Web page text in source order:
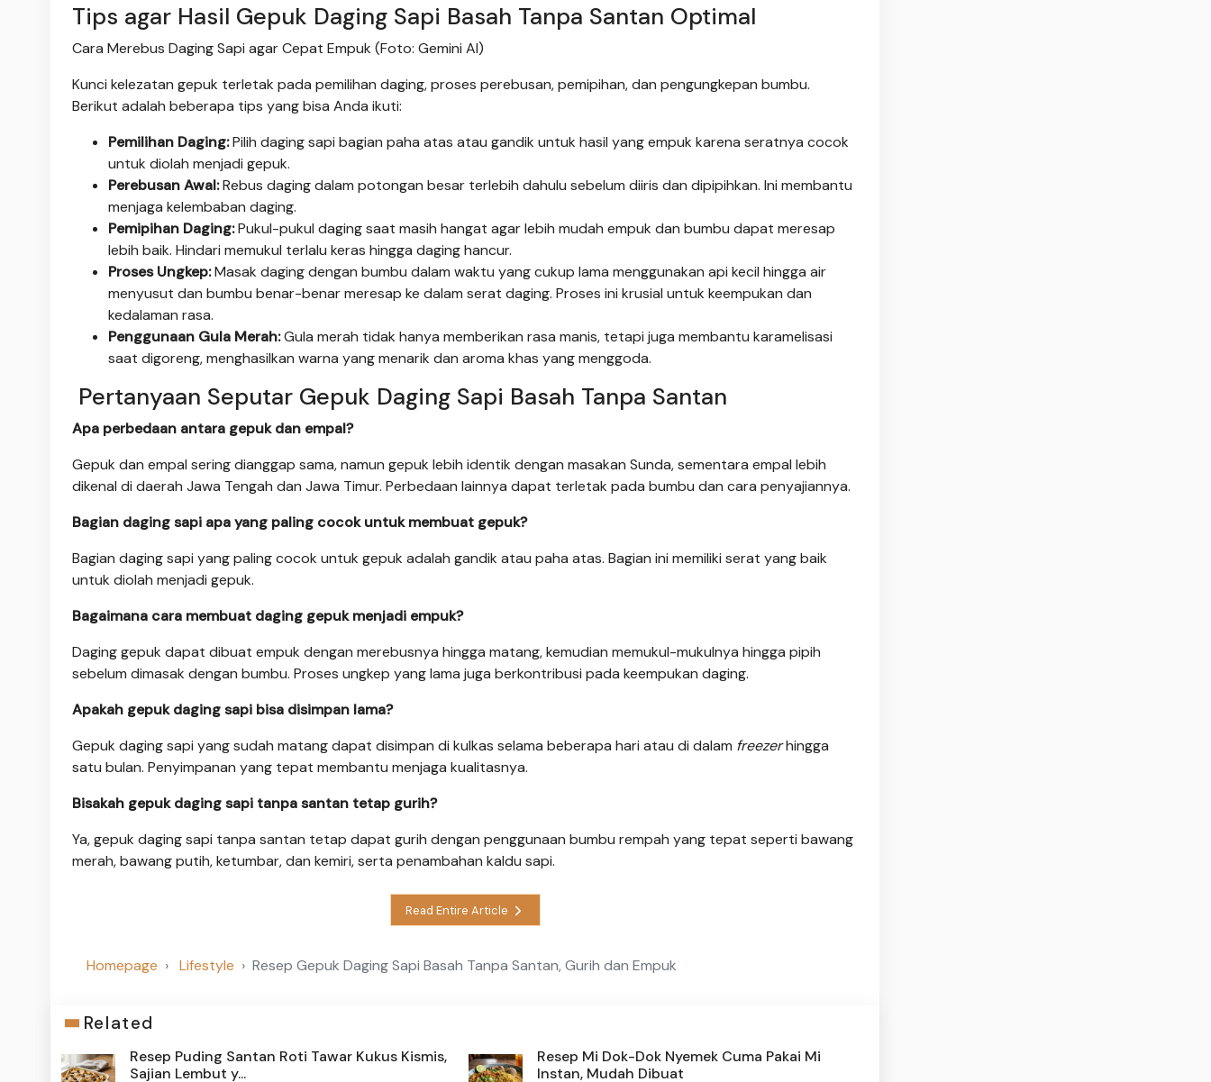
Tips agar Hasil Gepuk Daging Sapi Basah Tanpa Santan Optimal
Cara Merebus Daging Sapi agar Cepat Empuk (Foto: Gemini AI)
Kunci kelezatan gepuk terletak pada pemilihan daging, proses perebusan, pemipihan, dan pengungkepan bumbu.
Berikut adalah beberapa tips yang bisa Anda ikuti:
Pemilihan Daging:Pilih daging sapi bagian paha atas atau gandik untuk hasil yang empuk karena seratnya cocok
untuk diolah menjadi gepuk.
Perebusan Awal:Rebus daging dalam potongan besar terlebih dahulu sebelum diiris dan dipipihkan. Ini membantu
menjaga kelembaban daging.
Pemipihan Daging:Pukul-pukul daging saat masih hangat agar lebih mudah empuk dan bumbu dapat meresap
lebih baik. Hindari memukul terlalu keras hingga daging hancur.
Proses Ungkep:Masak daging dengan bumbu dalam waktu yang cukup lama menggunakan api kecil hingga air
menyusut dan bumbu benar-benar meresap ke dalam serat daging. Proses ini krusial untuk keempukan dan
kedalaman rasa.
Penggunaan Gula Merah:Gula merah tidak hanya memberikan rasa manis, tetapi juga membantu karamelisasi
saat digoreng, menghasilkan warna yang menarik dan aroma khas yang menggoda.
Pertanyaan Seputar Gepuk Daging Sapi Basah Tanpa Santan
Apa perbedaan antara gepuk dan empal?
Gepuk dan empal sering dianggap sama, namun gepuk lebih identik dengan masakan Sunda, sementara empal lebih
dikenal di daerah Jawa Tengah dan Jawa Timur. Perbedaan lainnya dapat terletak pada bumbu dan cara penyajiannya.
Bagian daging sapi apa yang paling cocok untuk membuat gepuk?
Bagian daging sapi yang paling cocok untuk gepuk adalah gandik atau paha atas. Bagian ini memiliki serat yang baik
untuk diolah menjadi gepuk.
Bagaimana cara membuat daging gepuk menjadi empuk?
Daging gepuk dapat dibuat empuk dengan merebusnya hingga matang, kemudian memukul-mukulnya hingga pipih
sebelum dimasak dengan bumbu. Proses ungkep yang lama juga berkontribusi pada keempukan daging.
Apakah gepuk daging sapi bisa disimpan lama?
Gepuk daging sapi yang sudah matang dapat disimpan di kulkas selama beberapa hari atau di dalam freezerhingga
satu bulan. Penyimpanan yang tepat membantu menjaga kualitasnya.
Bisakah gepuk daging sapi tanpa santan tetap gurih?
Ya, gepuk daging sapi tanpa santan tetap dapat gurih dengan penggunaan bumbu rempah yang tepat seperti bawang
merah, bawang putih, ketumbar, dan kemiri, serta penambahan kaldu sapi.
Read Entire Article
Homepage Lifestyle Resep Gepuk Daging Sapi Basah Tanpa Santan, Gurih dan Empuk
Related
Resep Puding Santan Roti Tawar Kukus Kismis,
Sajian Lembut y...
Resep Mi Dok-Dok Nyemek Cuma Pakai Mi
Instan, Mudah Dibuat